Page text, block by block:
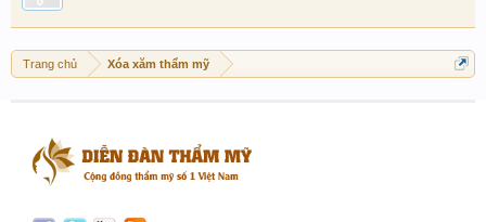
Trang chủ Xóa xăm thẩm mỹ